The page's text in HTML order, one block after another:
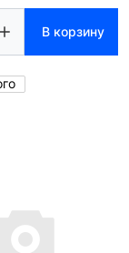
В корзину